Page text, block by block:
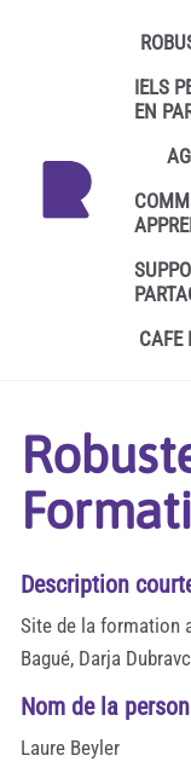
Aller au contenu
IELS
EN
CAFE
Description
Site de la formation
Bagué, Darja
Nom de la
Laure Beyler